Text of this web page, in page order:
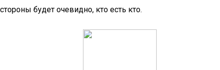
стороны будет очевидно, кто есть кто.